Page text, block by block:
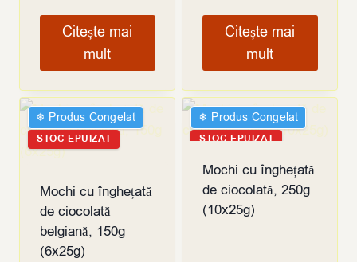
Citește mai
mult
Citește mai
mult
❄︎ Produs Congelat
STOC EPUIZAT
Mochi cu înghețată
de ciocolată
belgiană, 150g
(6x25g)
❄︎ Produs Congelat
STOC EPUIZAT
Mochi cu înghețată
de ciocolată, 250g
(10x25g)